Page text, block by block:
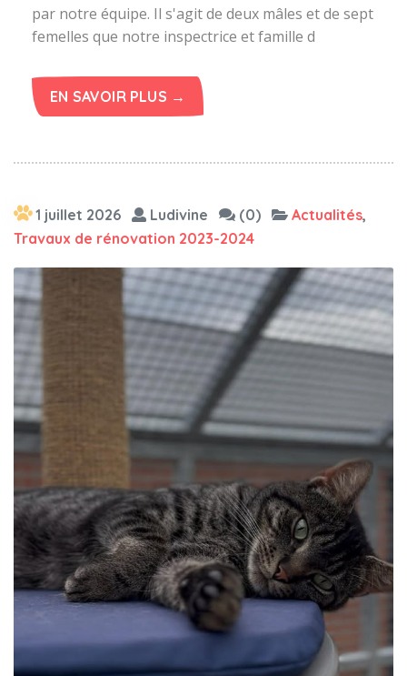
par notre équipe. Il s'agit de deux mâles et de sept
femelles que notre inspectrice et famille d
EN SAVOIR PLUS →
1 juillet 2026 Ludivine (0) Actualités,
Travaux de rénovation 2023-2024